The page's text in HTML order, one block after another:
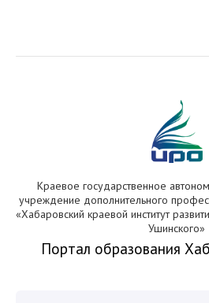
Краевое государственное
учреждение дополнительного
«Хабаровский краевой институт
Ушинского»
Портал образования